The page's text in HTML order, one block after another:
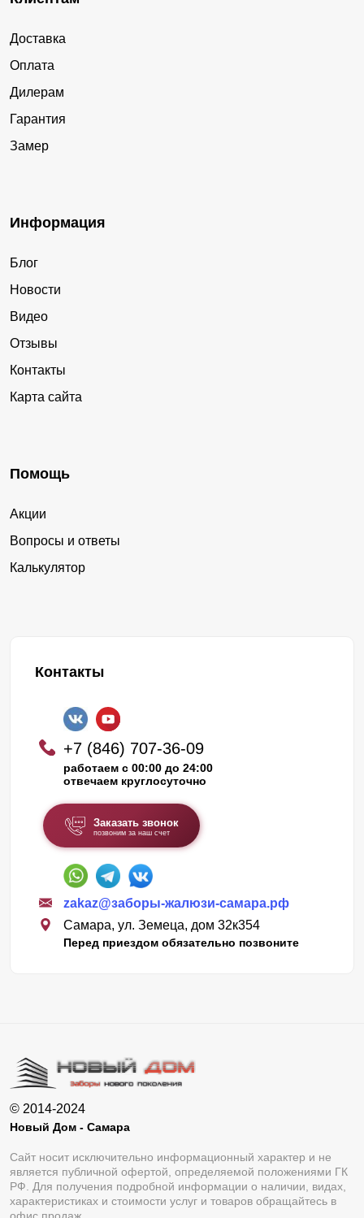
Доставка
Оплата
Дилерам
Гарантия
Замер
Информация
Блог
Новости
Видео
Отзывы
Контакты
Карта сайта
Помощь
Акции
Вопросы и ответы
Калькулятор
Контакты
+7 (846) 707-36-09
работаем с 00:00 до 24:00
отвечаем круглосуточно
Заказать звонок
позвоним за наш счет
zakaz@заборы-жалюзи-самара.рф
Самара, ул. Земеца, дом 32к354
Перед приездом обязательно позвоните
© 2014-2024
Новый Дом - Самара
Сайт носит исключительно информационный характер и не
является публичной офертой, определяемой положениями ГК
РФ. Для получения подробной информации о наличии, видах,
характеристиках и стоимости услуг и товаров обращайтесь в